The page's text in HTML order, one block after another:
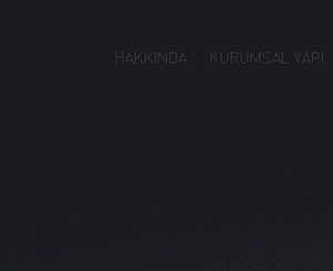
HAKKINDA KURUMSAL YAPI